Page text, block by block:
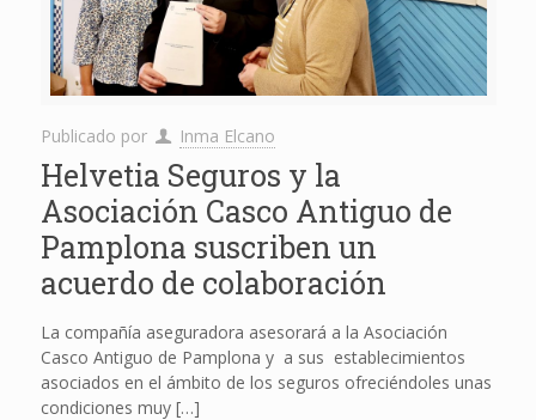
Publicado por Inma Elcano
Helvetia Seguros y la
Asociación Casco Antiguo de
Pamplona suscriben un
acuerdo de colaboración
La compañía aseguradora asesorará a la Asociación
Casco Antiguo de Pamplona y a sus establecimientos
asociados en el ámbito de los seguros ofreciéndoles unas
condiciones muy[…]